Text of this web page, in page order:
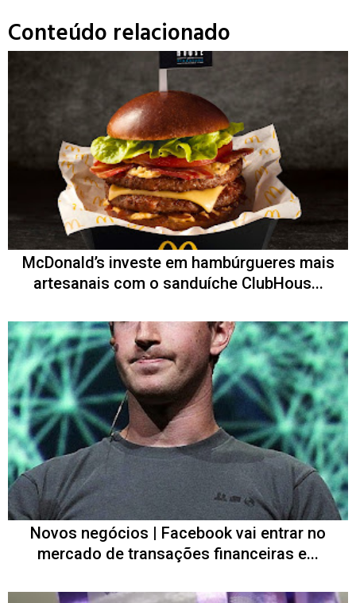
Conteúdo relacionado
McDonald’s investe em hambúrgueres mais
artesanais com o sanduíche ClubHous...
Novos negócios | Facebook vai entrar no
mercado de transações financeiras e...